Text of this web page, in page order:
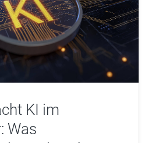
KI im
Was